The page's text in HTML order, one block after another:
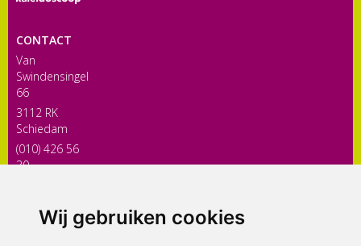
Wij gebruiken cookies
CONTACT
Van
Swindensingel
66
3112 RK
Schiedam
(010) 426 56
30
ONDERDEEL VAN